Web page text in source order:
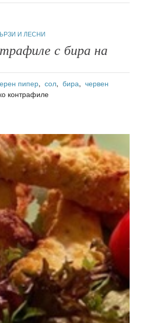
И ЛЕСНИ
с бира на
пипер, сол, бира, червен
контрафиле